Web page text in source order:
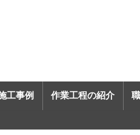
工事例 作業工程の紹介